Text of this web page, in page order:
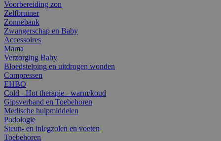
Voorbereiding zon
Zelfbruiner
Zonnebank
Zwangerschap en Baby
Accessoires
Mama
Verzorging Baby
Bloedstelping en uitdrogen wonden
Compressen
EHBO
Cold - Hot therapie - warm/koud
Gipsverband en Toebehoren
Medische hulpmiddelen
Podologie
Steun- en inlegzolen en voeten
Toebehoren